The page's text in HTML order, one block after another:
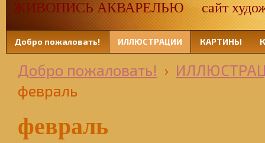
ЖИВОПИСЬ АКВАРЕЛЬЮ сайт
Добро пожаловать! ИЛЛЮСТРАЦИИ КАРТИНЫ
Добро пожаловать! ›
февраль
февраль